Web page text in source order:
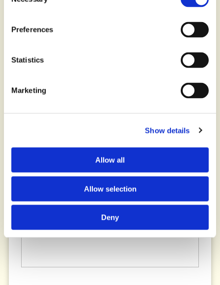
Preferences
Statistics
Marketing
Show details
Allow all
Allow selection
Deny
SPUNTI PER LA SPESA
Potrebbe piacerti